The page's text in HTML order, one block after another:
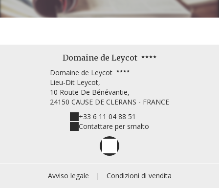
Domaine de Leycot
Domaine de Leycot
Lieu-Dit Leycot,
10 Route De Bénévantie,
24150 CAUSE DE CLERANS - FRANCE
+33 6 11 04 88 51
Contattare per smalto
Avviso legale | Condizioni di vendita